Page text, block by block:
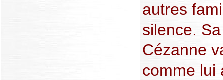
autres
silence.
Cézanne
comme lui